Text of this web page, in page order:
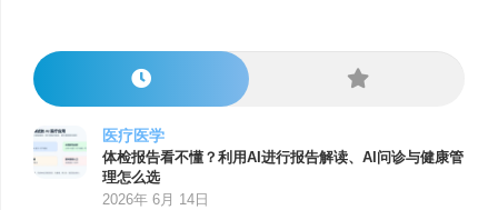
医疗医学
体检报告看不懂？利用AI进行报告解读、AI问诊与健康管
理怎么选
2026年 6月 14日